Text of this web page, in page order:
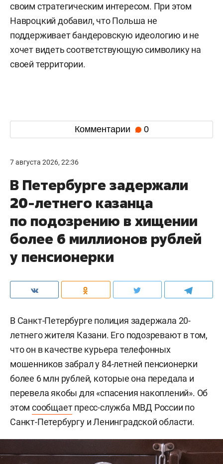
своим стратегическим интересом. При этом
Навроцкий добавил, что Польша не
поддерживает бандеровскую идеологию и не
хочет видеть соответствующую символику на
своей территории.
Комментарии 0
7 августа 2026, 22:36
В Петербурге задержали
20-летнего казанца
по подозрению в хищении
более 6 миллионов рублей
у пенсионерки
В Санкт-Петербурге полиция задержала 20-
летнего жителя Казани. Его подозревают в том,
что он в качестве курьера телефонных
мошенников забрал у 84-летней пенсионерки
более 6 млн рублей, которые она передала и
перевела якобы для «спасения накоплений». Об
этом сообщаетпресс-служба МВД России по
Санкт-Петербургу и Ленинградской области.